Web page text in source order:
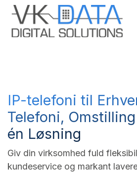
Skip to Content
IP-telefoni til
Telefoni,
én Løsning
Giv din virksomhed fuld
kundeservice og markant